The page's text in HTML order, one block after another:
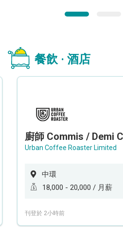
餐飲 · 酒店
Urban Coffee Roaster Limited
中環
18,000 - 20,000 / 月薪
刊登於 2小時前